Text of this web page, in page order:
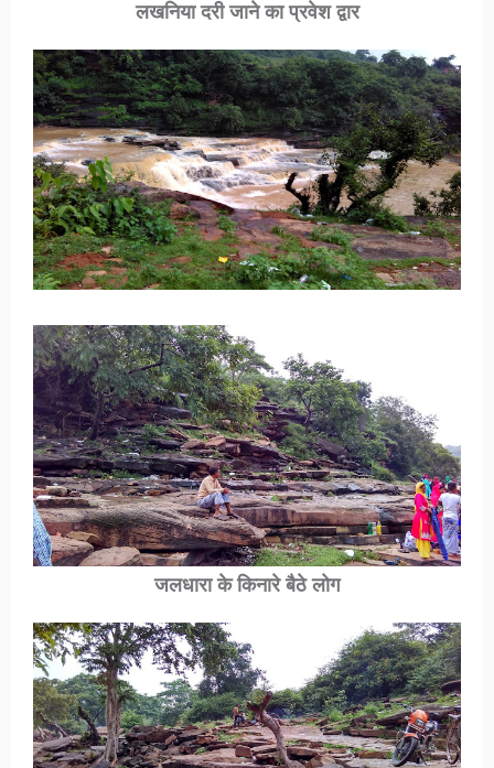
लखनिया दरीजाने का प्रवेश द्वार
जलधारा के किनारे बैठे लोग